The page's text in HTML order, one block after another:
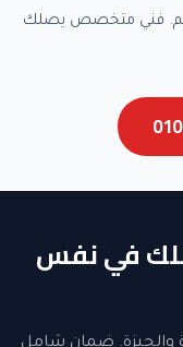
فني متخصص يصلك
في نفس